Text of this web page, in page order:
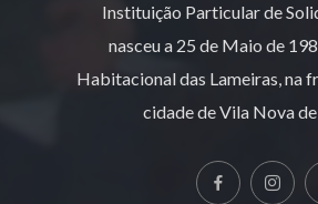
Instituição Particular de
nasceu a 25 de Maio de
Habitacional das Lameiras, na
cidade de Vila Nova